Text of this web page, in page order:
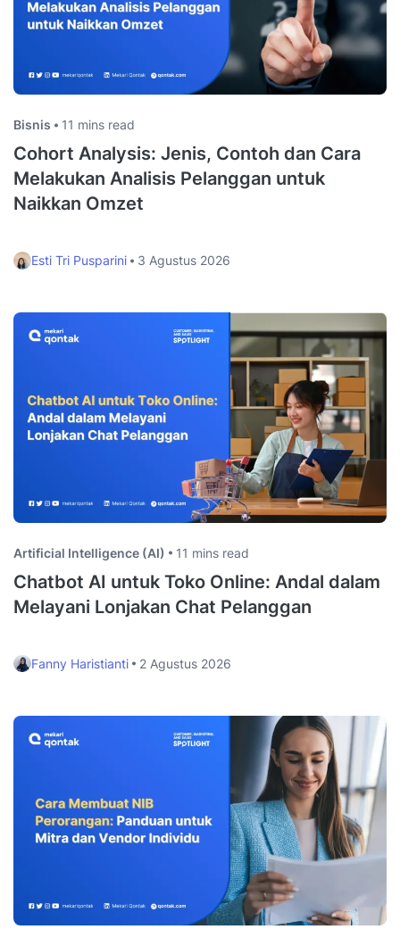
Bisnis 11 mins read
Cohort Analysis: Jenis, Contoh dan Cara
Melakukan Analisis Pelanggan untuk
Naikkan Omzet
Esti Tri Pusparini 3 Agustus 2026
Artificial Intelligence (AI) 11 mins read
Chatbot AI untuk Toko Online: Andal dalam
Melayani Lonjakan Chat Pelanggan
Fanny Haristianti 2 Agustus 2026